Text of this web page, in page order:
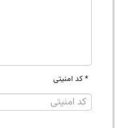
* کد امنیتی